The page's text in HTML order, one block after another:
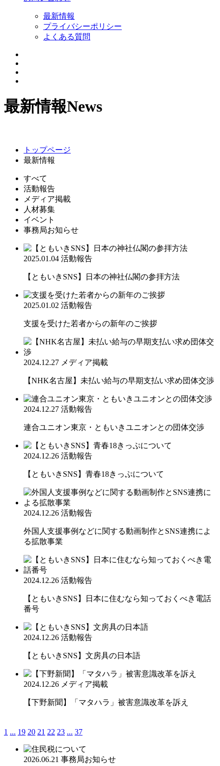
最新情報
プライバシーポリシー
よくある質問
最新情報News
トップページ
最新情報
すべて
活動報告
メディア掲載
人材募集
イベント
事務局お知らせ
2025.01.04 活動報告
【ともいきSNS】日本の神社仏閣の参拝方法
2025.01.02 活動報告
支援を受けた若者からの新年のご挨拶
2024.12.27 メディア掲載
【NHK名古屋】未払い給与の早期支払い求め団体交渉
2024.12.27 活動報告
連合ユニオン東京・ともいきユニオンとの団体交渉
2024.12.26 活動報告
【ともいきSNS】青春18きっぷについて
2024.12.26 活動報告
外国人支援事例などに関する動画制作とSNS連携によ
る拡散事業
2024.12.26 活動報告
【ともいきSNS】日本に住むなら知っておくべき電話
番号
2024.12.26 活動報告
【ともいきSNS】文房具の日本語
2024.12.26 メディア掲載
【下野新聞】「マタハラ」被害意識改革を訴え
1 ... 19 20 21 22 23 ... 37
2026.06.21 事務局お知らせ